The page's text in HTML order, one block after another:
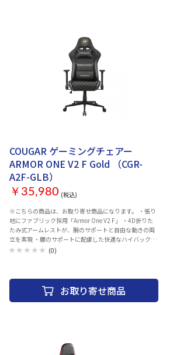
COUGAR ゲーミングチェアー
ARMOR ONE V2 F Gold （CGR-
A2F-GLB）
￥35,980 (税込)
※こちらの商品は、お取り寄せ商品になります。 ・張り
地にファブリック採用「Armor One V2 F」 ・4D折りた
たみ式アームレストが、腕のサポートと自由な動きの両
立を実現 ・腰のサポートに配慮した快適なハイバック構
造 ・ランバーピロー固定用ストラップは背もたれ内に目
(0)
お取り寄せ商品